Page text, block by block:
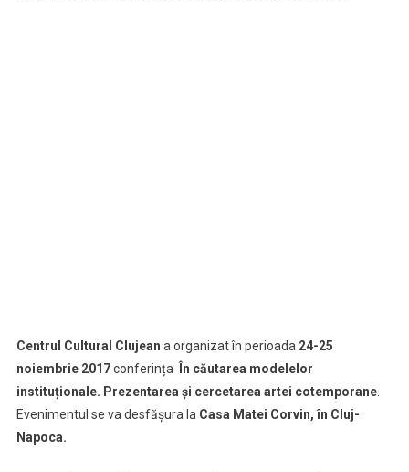
Centrul Cultural Clujean a organizat în perioada24-25
noiembrie 2017conferința
În căutarea modelelor
instituționale. Prezentarea și cercetarea artei cotemporane.
Evenimentul se va desfășura la Casa Matei Corvin, în Cluj-
Napoca.